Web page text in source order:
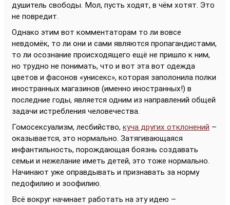
душитель свободы. Мол, пусть ходят, в чём хотят. Это
не повредит.
Однако этим вот комментаторам то ли вовсе
невдомёк, то ли они и сами являются пропагандистами,
то ли осознание происходящего ещё не пришло к ним,
но трудно не понимать, что и вот эта вот одежда
цветов и фасонов «унисекс», которая заполонила полки
иностранных магазинов (именно иностранных!) в
последние годы, является одним из направлений общей
задачи истребления человечества.
Гомосексуализм, лесбийство, куча других отклонений –
оказывается, это нормально. Затягивающаяся
инфантильность, порождающая боязнь создавать
семьи и нежелание иметь детей, это тоже нормально.
Начинают уже оправдывать и признавать за норму
педофилию и зоофилию.
Всё вокруг начинает работать на эту идею –